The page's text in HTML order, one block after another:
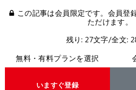
この記事は会員限定です。会員登
ただけます。
残り: 27文字/全文:
無料・有料プランを選択
いますぐ登録